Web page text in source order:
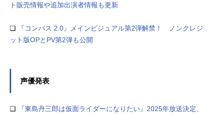
ト販売情報や追加出演者情報も更新
❏
『コンパス 2.0』メインビジュアル第2弾解禁！ ノンクレジ
ット版OPとPV第2弾も公開
声優発表
❏
『東島丹三郎は仮面ライダーになりたい』2025年放送決定、